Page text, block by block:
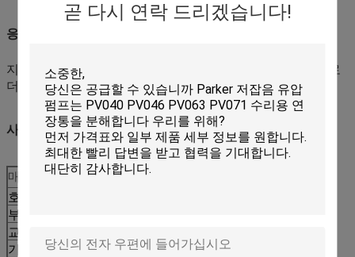
곧 다시 연락 드리겠습니다!
응용 분야
지속적인 작업 현장 및 임대 운영에서 420D 및 430D 백호 로
더의 유지 보수, 수리, 예방 교체 및 예비 부품 비축.
사양
매개변수
값
호환성 코드
부품 번호
교차 참조
기계 유형
백호 로더